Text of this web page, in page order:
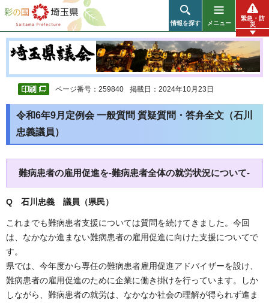
彩の国 埼玉県
情報を探す メニュー
緊急・防
災
ページ番号：259840 掲載日：2024年10月23日
令和6年9月定例会 一般質問 質疑質問・答弁全文（石川
忠義議員）
難病患者の雇用促進を-難病患者全体の就労状況について-
Q 石川忠義 議員（県民）
これまでも難病患者支援については質問を続けてきました。今回
は、なかなか進まない難病患者の雇用促進に向けた支援についてで
す。
県では、今年度から専任の難病患者雇用促進アドバイザーを設け、
難病患者の雇用促進のために企業に働き掛けを行っています。しか
しながら、難病患者の就労は、なかなか社会の理解が得られず進ま